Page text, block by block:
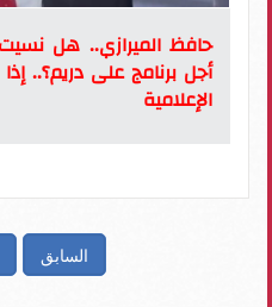
حافظ الميرازي.. هل
أجل برنامج على دريم؟..
الإعلامية
السابق